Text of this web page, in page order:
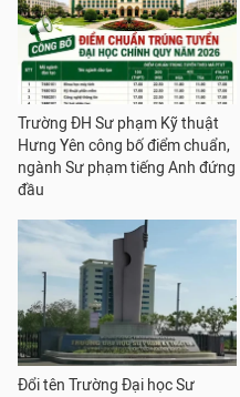
Trường ĐH Sư phạm Kỹ thuật
Hưng Yên công bố điểm chuẩn,
ngành Sư phạm tiếng Anh đứng
đầu
Đổi tên Trường Đại học Sư